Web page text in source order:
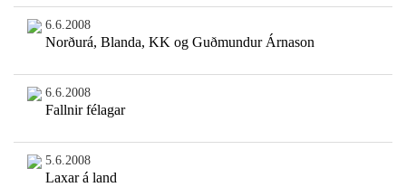
6.6.2008
Norðurá, Blanda, KK og Guðmundur Árnason
6.6.2008
Fallnir félagar
5.6.2008
Laxar á land